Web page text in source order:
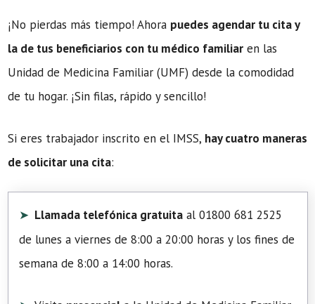
¡No pierdas más tiempo! Ahora puedes agendar tu cita y
la de tus beneficiarios con tu médico familiar en las
Unidad de Medicina Familiar (UMF) desde la comodidad
de tu hogar. ¡Sin filas, rápido y sencillo!
Si eres trabajador inscrito en el IMSS, hay cuatro maneras
de solicitar una cita:
Llamada telefónica gratuita al 01800 681 2525
de lunes a viernes de 8:00 a 20:00 horas y los fines de
semana de 8:00 a 14:00 horas.